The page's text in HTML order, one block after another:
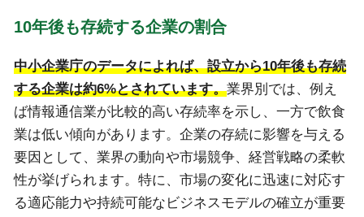
10年後も存続する企業の割合
中小企業庁のデータによれば、設立から10年後も存続
する企業は約6%とされています。業界別では、例え
ば情報通信業が比較的高い存続率を示し、一方で飲食
業は低い傾向があります。企業の存続に影響を与える
要因として、業界の動向や市場競争、経営戦略の柔軟
性が挙げられます。特に、市場の変化に迅速に対応す
る適応能力や持続可能なビジネスモデルの確立が重要